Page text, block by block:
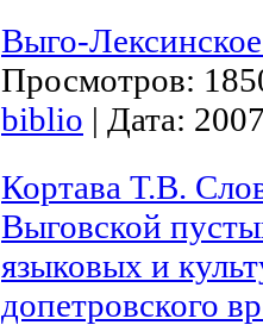
Выго-
Просмотров:
biblio | Дата:
Кортава Т.В.
Выговской
языковых и
допетровского